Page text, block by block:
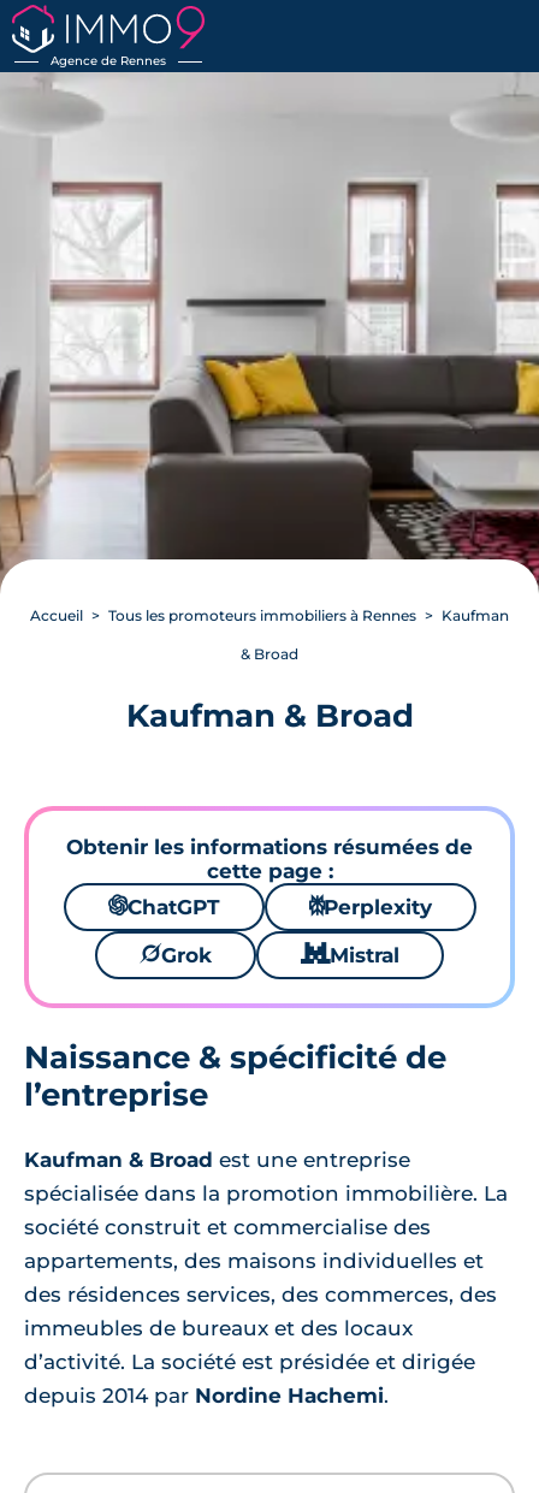
Agence de Rennes
Accueil Tous les promoteurs immobiliers à Rennes Kaufman
& Broad
Kaufman & Broad
Obtenir les informations résumées de
cette page :
🌌ChatGPT ⚙Perplexity
🪐Grok 🐱 Mistral
Naissance & spécificité de
l’entreprise
Kaufman & Broad est une entreprise
spécialisée dans la promotion immobilière. La
société construit et commercialise des
appartements, des maisons individuelles et
des résidences services, des commerces, des
immeubles de bureaux et des locaux
d’activité. La société est présidée et dirigée
depuis 2014 par Nordine Hachemi.